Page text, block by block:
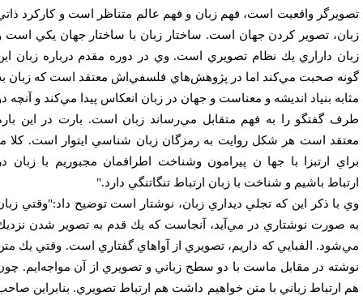
واقعيت است، فهم زبان و فهم عالم متناظر است و كاركرد ذاتي
تصوير كردن جهان است. ساختار زبان با ساختار جهان يكي است و
داراري يك نظام تصويري است. وي در دوره مقدم درباره زبان اين
صحبت مي‌کند اما در پژوهش‌هاي فلسفي‌اش معتقد است كه زبان به
بنياد انديشه و معناست و جهان در زبان انعكاس پيدا مي‌كند و آنچه دو
گفتگو را به فهم متقابل مي‌رساند زبان است. بارت در اين باره
است هر شكل روايت به رمزگان زبان شناسي ايتوار است. كلا ما
ارتبزا با جها ن پيرامون وشناخت اطرافمان مجبوريم با زبان در
باشيم و شناخت با زبان ارتباط تنگاتنگي دارد."
با ذكر اين كه تجلي ديداري زبان، نوشتار است توضيح داد:"وقتي زبان
صورت نوشتاري در مي‌آيد،‌ آنجاست كه يك قدم به تصوير شدن نزديك
الفبايي كه داريم،‌ تصويري از آواهاي گفتاري است. وقتي يك متن
در مقابل ماست با دو سطح زباني و تصويري از آن مواجه‌ايم. چون
ارتباط زباني با متن خواهيم داشت هم ارتباط تصويري. بنابراين صاحب